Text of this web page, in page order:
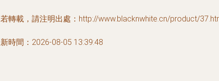
轉載，請注明出處：http://www.blacknwhite.cn/product/
時間：2026-08-05 13:39:48